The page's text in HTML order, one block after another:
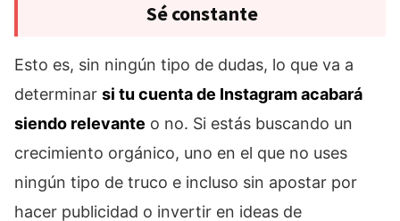
Sé constante
Esto es, sin ningún tipo de dudas, lo que va a
determinar si tu cuenta de Instagram acabará
siendo relevante o no. Si estás buscando un
crecimiento orgánico, uno en el que no uses
ningún tipo de truco e incluso sin apostar por
hacer publicidad o invertir en ideas de